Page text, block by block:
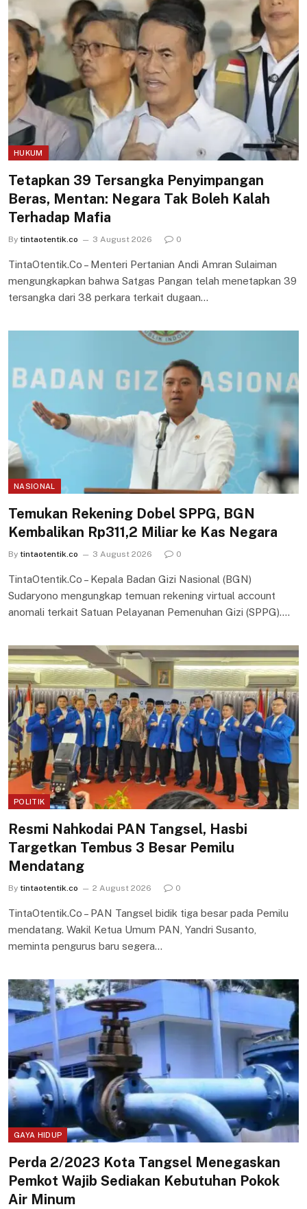
HUKUM
Tetapkan 39 Tersangka Penyimpangan
Beras, Mentan: Negara Tak Boleh Kalah
Terhadap Mafia
By tintaotentik.co 3 August 2026 0
TintaOtentik.Co – Menteri Pertanian Andi Amran Sulaiman
mengungkapkan bahwa Satgas Pangan telah menetapkan 39
tersangka dari 38 perkara terkait dugaan…
NASIONAL
Temukan Rekening Dobel SPPG, BGN
Kembalikan Rp311,2 Miliar ke Kas Negara
By tintaotentik.co 3 August 2026 0
TintaOtentik.Co – Kepala Badan Gizi Nasional (BGN)
Sudaryono mengungkap temuan rekening virtual account
anomali terkait Satuan Pelayanan Pemenuhan Gizi (SPPG).…
POLITIK
Resmi Nahkodai PAN Tangsel, Hasbi
Targetkan Tembus 3 Besar Pemilu
Mendatang
By tintaotentik.co 2 August 2026 0
TintaOtentik.Co – PAN Tangsel bidik tiga besar pada Pemilu
mendatang. Wakil Ketua Umum PAN, Yandri Susanto,
meminta pengurus baru segera…
GAYA HIDUP
Perda 2/2023 Kota Tangsel Menegaskan
Pemkot Wajib Sediakan Kebutuhan Pokok
Air Minum